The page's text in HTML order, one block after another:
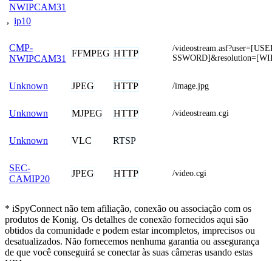
NWIPCAM31
, ip10
CMP-
NWIPCAM31
FFMPEG HTTP
/
Unknown JPEG HTTP /image.jpg
Unknown MJPEG HTTP /videostream.cgi
Unknown VLC RTSP
SEC-
CAMIP20
JPEG HTTP /video.cgi
* iSpyConnect não tem afiliação, conexão ou associação com os
produtos de Konig. Os detalhes de conexão fornecidos aqui são
obtidos da comunidade e podem estar incompletos, imprecisos ou
desatualizados. Não fornecemos nenhuma garantia ou assegurança
de que você conseguirá se conectar às suas câmeras usando estas